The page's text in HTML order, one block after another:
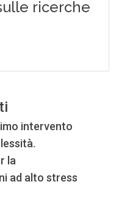
intervento
la
ad alto stress